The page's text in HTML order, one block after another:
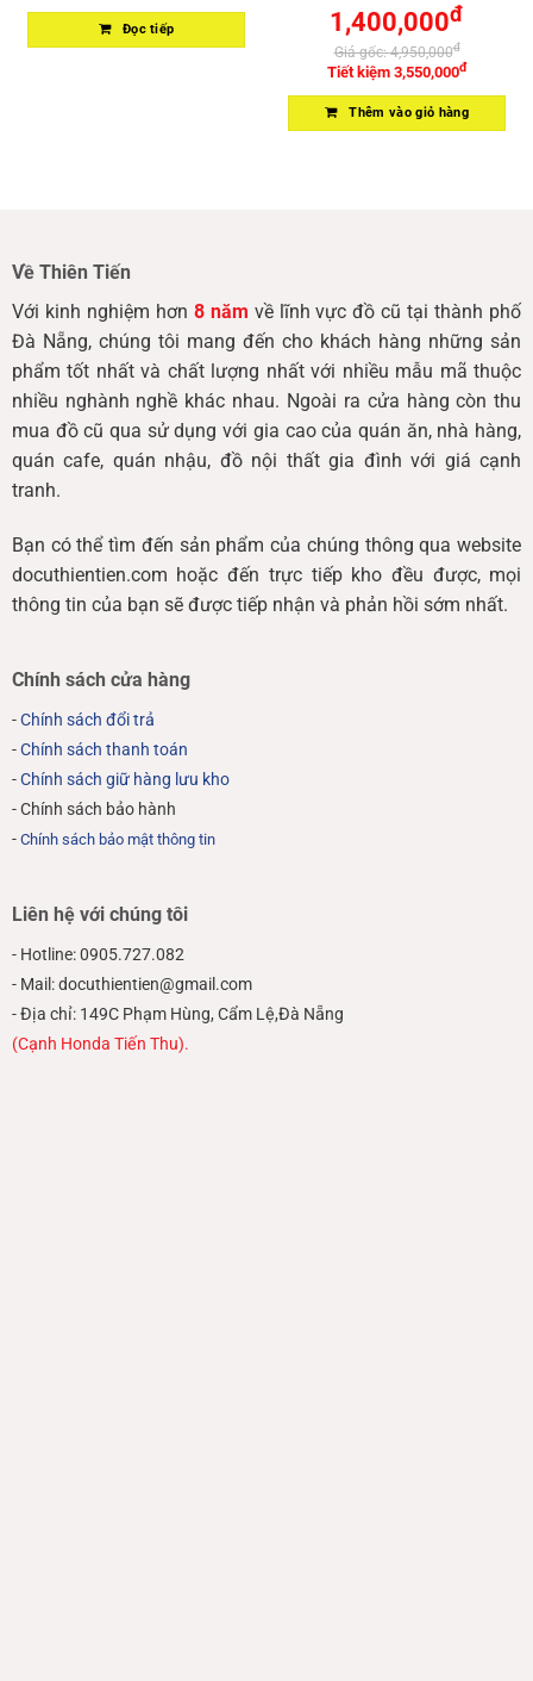
Đọc tiếp 1,400,000đ
Giá gốc:4,950,000đ
Tiết kiệm 3,550,000đ
Thêm vào giỏ hàng
Về Thiên Tiến
Với kinh nghiệm hơn 8 năm về lĩnh vực đồ cũ tại thành phố
Đà Nẵng, chúng tôi mang đến cho khách hàng những sản
phẩm tốt nhất và chất lượng nhất với nhiều mẫu mã thuộc
nhiều nghành nghề khác nhau. Ngoài ra cửa hàng còn thu
mua đồ cũ qua sử dụng với gia cao của quán ăn, nhà hàng,
quán cafe, quán nhậu, đồ nội thất gia đình với giá cạnh
tranh.
Bạn có thể tìm đến sản phẩm của chúng thông qua website
docuthientien.com hoặc đến trực tiếp kho đều được, mọi
thông tin của bạn sẽ được tiếp nhận và phản hồi sớm nhất.
Chính sách cửa hàng
-Chính sách đổi trả
-Chính sách thanh toán
-Chính sách giữ hàng lưu kho
- Chính sách bảo hành
- Chính sách bảo mật thông tin
Liên hệ với chúng tôi
- Hotline: 0905.727.082
- Mail: docuthientien@gmail.com
- Địa chỉ: 149C Phạm Hùng, Cẩm Lệ,Đà Nẵng
(Cạnh Honda Tiến Thu).